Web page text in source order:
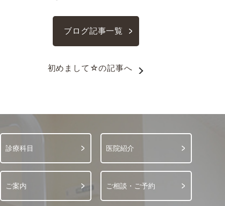
ブログ記事一覧
初めまして☆の記事へ
診療科目 医院紹介
ご案内 ご相談・ご予約